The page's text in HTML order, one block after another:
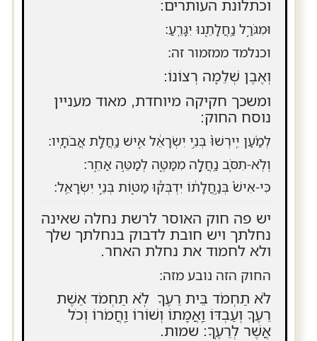
וכתלונת העותרים:
וּמִגֹּרַ֥ל נַֽחֲלָתֵ֖נוּ יִגָּרֵֽעַ:
וכנלמד ממזמור זה:
וְאֶבֶן שְׁלֵמָה רְצוֹנוֹ:
ומשכך חקיקה מיוחדת, מאוד מעניין
נוסח החוק:
לְמַ֗עַן יִֽירְשׁוּ֙ בְּנֵ֣י יִשְׂרָאֵ֔ל אִ֖ישׁ נַֽחֲלַ֥ת אֲבֹתָֽיו:
וְלֹֽא-תִסֹּ֧ב נַֽחֲלָ֛ה מִמַּטֶּ֖ה לְמַטֵּ֣ה אַחֵ֑ר:
כִּי-אִישׁ֙ בְּנַ֣חֲלָת֔וֹ יִדְבְּק֕וּ מַטּ֖וֹת בְּנֵ֥י יִשְׂרָאֵֽל:
יש פה חוק האוסר לרשת נחלה שאינה
נחלתך ויש חובת לדבוק בנחלתך שלך
ולא לחמוד את נחלת האחר.
החוק הזה נובע מזה:
לֹא תַחְמֹד בֵּית רֵעֶךָ לֹֽא תַחְמֹד אֵשֶׁת
רֵעֶךָ וְעַבְדּוֹ וַֽאֲמָתוֹ וְשׁוֹרוֹ וַֽחֲמֹרוֹ וְכֹל
אֲשֶׁר לְרֵעֶֽךָ: שמות.